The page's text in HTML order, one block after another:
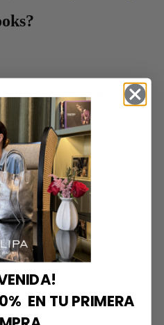
Mirta azul marino
negro
verde jade
EN TU PRIMERA